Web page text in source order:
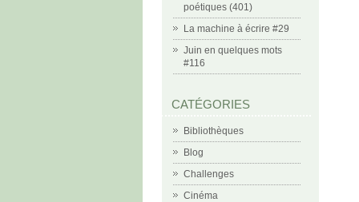
poétiques (401)
La machine à écrire #29
Juin en quelques mots
#116
CATÉGORIES
Bibliothèques
Blog
Challenges
Cinéma